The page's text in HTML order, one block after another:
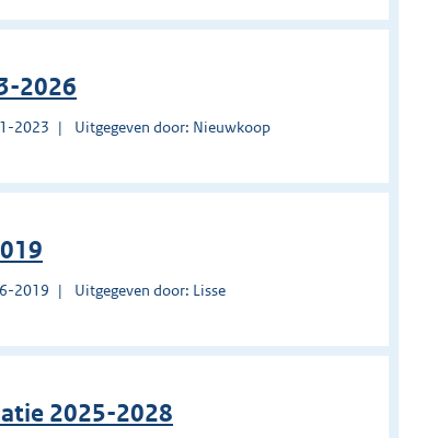
2026
2023 Uitgegeven door: Nieuwkoop
2019 Uitgegeven door: Lisse
2025-2028